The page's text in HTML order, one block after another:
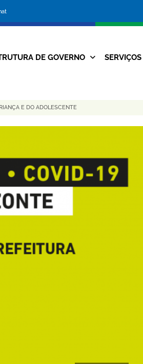
da
Prefeitura
Navegação
DE GOVERNO SERVIÇOS
E DO ADOLESCENTE